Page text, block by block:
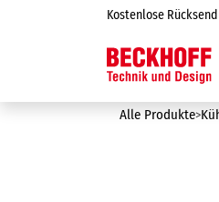
Zum Inhalt springenKostenlose
Alle Produkte